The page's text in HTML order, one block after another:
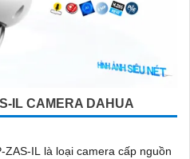
IL CAMERA DAHUA
ZAS-IL là loại camera cấp nguồn